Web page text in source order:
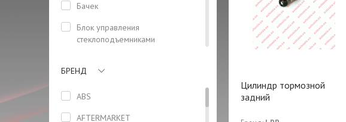
Бачек
Блок управления
стеклоподъемниками
Боковая панель кузова
Болт
Бризговик задний левый
БРЕНД
ABS
AFTERMARKET
Цилиндр тормозной
задний